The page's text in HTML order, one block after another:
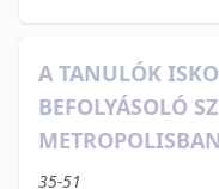
A TANULÓK
BEFOLYÁSOLÓ
35-51